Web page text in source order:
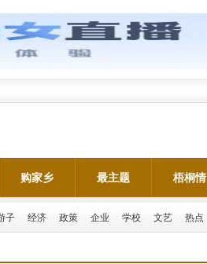
购家乡 最主题 梧桐情
子 经济 政策 企业 学校 文艺 热点